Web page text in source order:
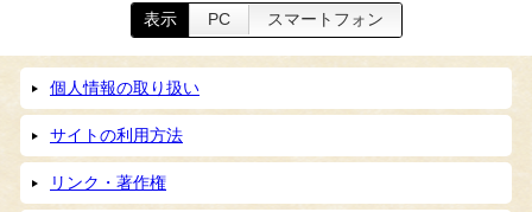
表示 PC スマートフォン
個人情報の取り扱い
サイトの利用方法
リンク・著作権